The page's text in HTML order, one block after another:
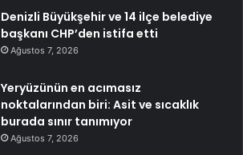
Denizli Büyükşehir ve 14 ilçe belediye
başkanı CHP’den istifa etti
Ağustos 7, 2026
Yeryüzünün en acımasız
noktalarından biri: Asit ve sıcaklık
burada sınır tanımıyor
Ağustos 7, 2026